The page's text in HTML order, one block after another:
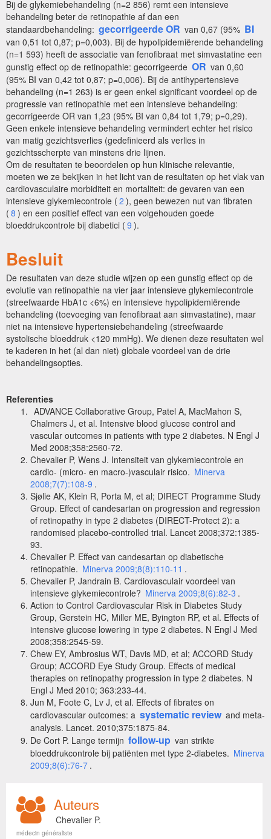
Bij de glykemiebehandeling (n=2 856) remt een intensieve
behandeling beter de retinopathie af dan een
standaardbehandeling: gecorrigeerde OR van 0,67 (95% BI
van 0,51 tot 0,87; p=0,003). Bij de hypolipidemiërende behandeling
(n=1 593) heeft de associatie van fenofibraat met simvastatine een
gunstig effect op de retinopathie: gecorrigeerde OR van 0,60
(95% BI van 0,42 tot 0,87; p=0,006). Bij de antihypertensieve
behandeling (n=1 263) is er geen enkel significant voordeel op de
progressie van retinopathie met een intensieve behandeling:
gecorrigeerde OR van 1,23 (95% BI van 0,84 tot 1,79; p=0,29).
Geen enkele intensieve behandeling vermindert echter het risico
van matig gezichtsverlies (gedefinieerd als verlies in
gezichtsscherpte van minstens drie lijnen.
Om de resultaten te beoordelen op hun klinische relevantie,
moeten we ze bekijken in het licht van de resultaten op het vlak van
cardiovasculaire morbiditeit en mortaliteit: de gevaren van een
intensieve glykemiecontrole ( 2 ), geen bewezen nut van fibraten
( 8 ) en een positief effect van een volgehouden goede
bloeddrukcontrole bij diabetici ( 9 ).
Besluit
De resultaten van deze studie wijzen op een gunstig effect op de
evolutie van retinopathie na vier jaar intensieve glykemiecontrole
(streefwaarde HbA1c <6%) en intensieve hypolipidemiërende
behandeling (toevoeging van fenofibraat aan simvastatine), maar
niet na intensieve hypertensiebehandeling (streefwaarde
systolische bloeddruk <120 mmHg). We dienen deze resultaten wel
te kaderen in het (al dan niet) globale voordeel van de drie
behandelingsopties.
Referenties
ADVANCE Collaborative Group, Patel A, MacMahon S,
Chalmers J, et al. Intensive blood glucose control and
vascular outcomes in patients with type 2 diabetes. N Engl J
Med 2008;358:2560-72.
Chevalier P, Wens J. Intensiteit van glykemiecontrole en
cardio- (micro- en macro-)vasculair risico. Minerva
2008;7(7):108-9 .
Sjølie AK, Klein R, Porta M, et al; DIRECT Programme Study
Group. Effect of candesartan on progression and regression
of retinopathy in type 2 diabetes (DIRECT-Protect 2): a
randomised placebo-controlled trial. Lancet 2008;372:1385-
93.
Chevalier P. Effect van candesartan op diabetische
retinopathie. Minerva 2009;8(8):110-11 .
Chevalier P, Jandrain B. Cardiovasculair voordeel van
intensieve glykemiecontrole? Minerva 2009;8(6):82-3 .
Action to Control Cardiovascular Risk in Diabetes Study
Group, Gerstein HC, Miller ME, Byington RP, et al. Effects of
intensive glucose lowering in type 2 diabetes. N Engl J Med
2008;358:2545-59.
Chew EY, Ambrosius WT, Davis MD, et al; ACCORD Study
Group; ACCORD Eye Study Group. Effects of medical
therapies on retinopathy progression in type 2 diabetes. N
Engl J Med 2010; 363:233-44.
Jun M, Foote C, Lv J, et al. Effects of fibrates on
cardiovascular outcomes: a systematic review and meta-
analysis. Lancet. 2010;375:1875-84.
De Cort P. Lange termijn follow-up van strikte
bloeddrukcontrole bij patiënten met type 2-diabetes. Minerva
2009;8(6):76-7 .
Auteurs
Chevalier P.
médecin généraliste